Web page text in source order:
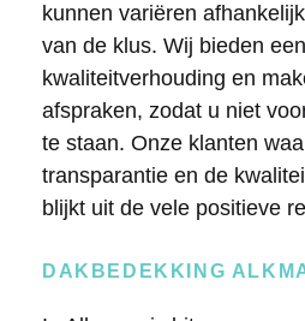
kunnen variëren
van de klus. Wij bieden
kwaliteitverhouding en
afspraken, zodat u niet
te staan. Onze klanten
transparantie en de
blijkt uit de vele positieve
DAKBEDEKKING